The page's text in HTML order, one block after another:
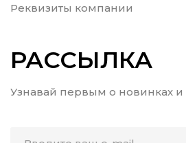
Реквизиты компании
РАССЫЛКА
Узнавай первым о новинках и